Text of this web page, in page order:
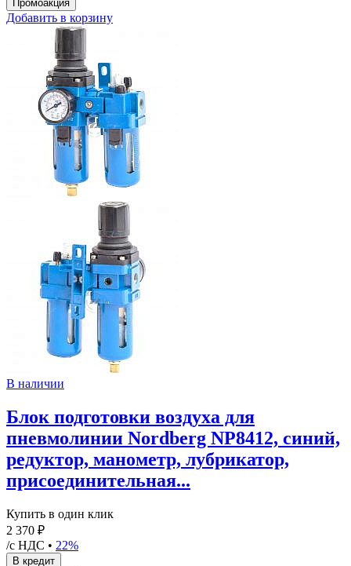
Добавить в корзину
В наличии
Блок подготовки воздуха для
пневмолинии Nordberg NP8412, синий,
редуктор, манометр, лубрикатор,
присоединительная...
Купить в один клик
2 370 ₽
/с НДС • 22%